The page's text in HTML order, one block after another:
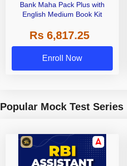
Bank Maha Pack Plus with
English Medium Book Kit
Rs 6,817.25
Enroll Now
Popular Mock Test Series